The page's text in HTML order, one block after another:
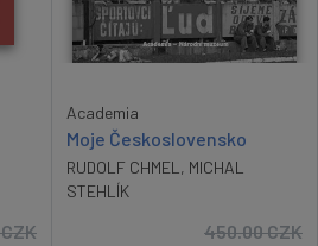
CZK
Academia
Moje Československo
RUDOLF CHMEL , MICHAL
STEHLÍK
450.00CZK